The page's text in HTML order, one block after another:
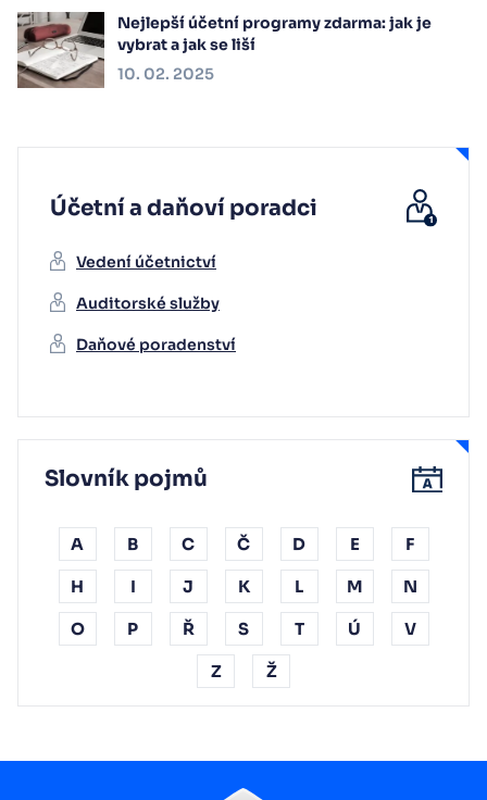
Nejlepší účetní programy zdarma: jak je
vybrat a jak se liší
10. 02. 2025
Účetní a daňoví poradci
Vedení účetnictví
Auditorské služby
Daňové poradenství
Slovník pojmů
A B C Č D E F
H I J K L M N
O P Ř S T Ú V
Z Ž